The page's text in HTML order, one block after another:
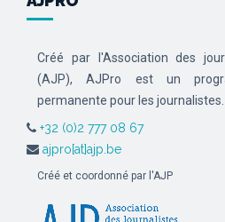
Créé par l'Association des
(AJP), AJPro est un
permanente pour les journalistes.
+32 (0)2 777 08 67
ajpro[at]ajp.be
Créé et coordonné par l'AJP